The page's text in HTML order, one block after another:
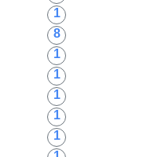
1
8
1
1
1
1
1